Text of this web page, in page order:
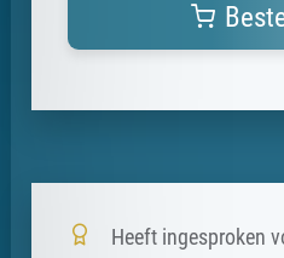
Heeft ingesproken